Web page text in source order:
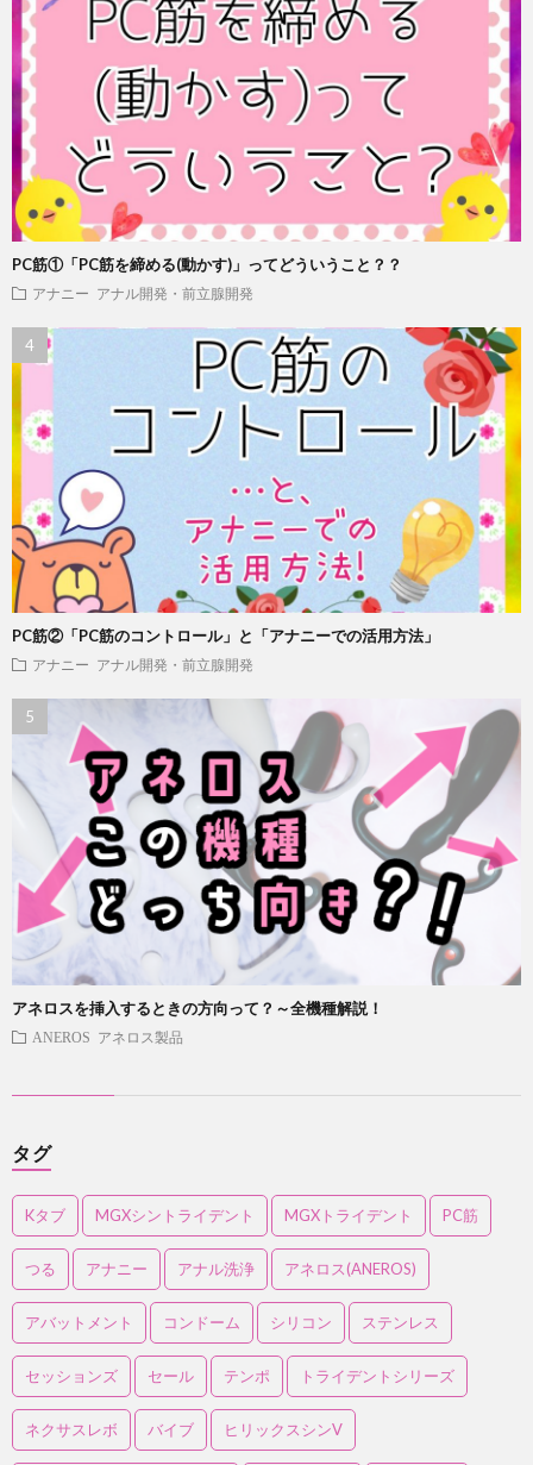
PC筋①「PC筋を締める(動かす)」ってどういうこと？？
アナニー アナル開発・前立腺開発
PC筋②「PC筋のコントロール」と「アナニーでの活用方法」
アナニー アナル開発・前立腺開発
アネロスを挿入するときの方向って？～全機種解説！
ANEROS アネロス製品
タグ
Kタブ MGXシントライデント MGXトライデント PC筋
つる アナニー アナル洗浄 アネロス(ANEROS)
アバットメント コンドーム シリコン ステンレス
セッションズ セール テンポ トライデントシリーズ
ネクサスレボ バイブ ヒリックスシンV